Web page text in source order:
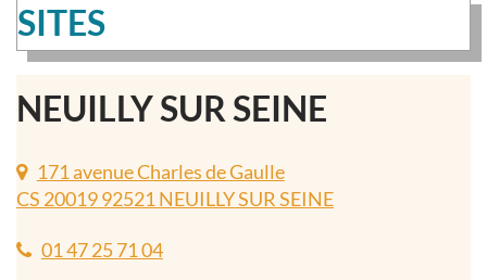
SITES
NEUILLY SUR SEINE
171 avenue Charles de Gaulle
CS 20019 92521 NEUILLY SUR SEINE
01 47 25 71 04